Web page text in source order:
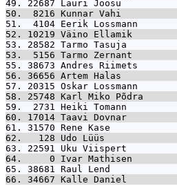
49. 22687 Lauri Joosu
50.  8216 Kunnar Vahi
51.  4104 Eerik Lossmann
52. 10219 Väino Ellamik
53. 28582 Tarmo Tasuja
53.  5156 Tarmo Zernant
55. 38673 Andres Riimets
56. 36656 Artem Halas
57. 20315 Oskar Lossmann
58. 25748 Karl Miko Põdra
59.  2731 Heiki Tomann
60. 17014 Taavi Dovnar
61. 31570 Rene Kase
62.   128 Udo Lüüs
63. 22591 Uku Viispert
64.     0 Ivar Mathisen
65. 38681 Raul Lend
66. 34667 Kalle Daniel